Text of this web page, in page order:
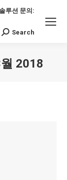
루션 문의:
Search:
Search
2018